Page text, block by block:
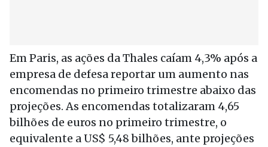
Em Paris, as ações da Thales caíam 4,3% após a
empresa de defesa reportar um aumento nas
encomendas no primeiro trimestre abaixo das
projeções. As encomendas totalizaram 4,65
bilhões de euros no primeiro trimestre, o
equivalente a US$ 5,48 bilhões, ante projeções